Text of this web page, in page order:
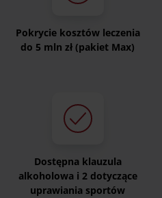
Pokrycie kosztów leczenia
do 5 mln zł (pakiet Max)
Dostępna klauzula
alkoholowa i 2 dotyczące
uprawiania sportów